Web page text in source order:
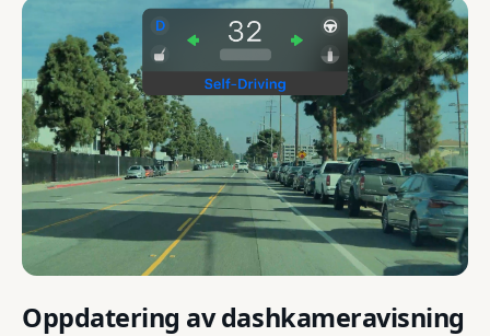
Oppdatering av dashkameravisning